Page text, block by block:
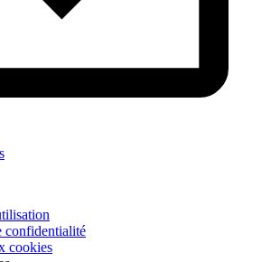
confidentialité
cookies